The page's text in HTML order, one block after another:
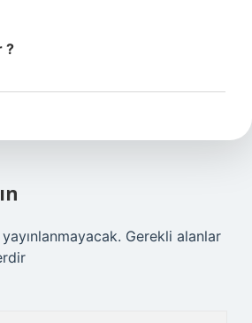
?
Gerekli alanlar